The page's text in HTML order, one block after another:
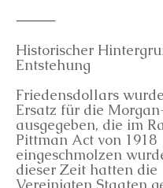
⸻
Historischer
Entstehung
Friedensdollars
Ersatz für die
ausgegeben, die im
Pittman Act von 1918
eingeschmolzen
dieser Zeit hatten die
Vereinigten Staaten